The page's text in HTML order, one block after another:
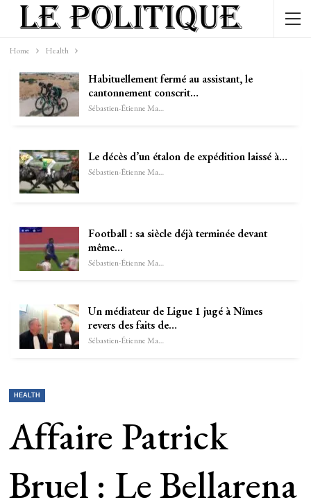
Home Health
Habituellement fermé au assistant, le
cantonnement conscrit…
Sébastien-Étienne Marechal
Le décès d’un étalon de expédition laissé à…
Sébastien-Étienne Marechal
Football : sa siècle déjà terminée devant
même…
Sébastien-Étienne Marechal
Un médiateur de Ligue 1 jugé à Nîmes
revers des faits de…
Sébastien-Étienne Marechal
HEALTH
Affaire Patrick
Bruel : Le Bellarena